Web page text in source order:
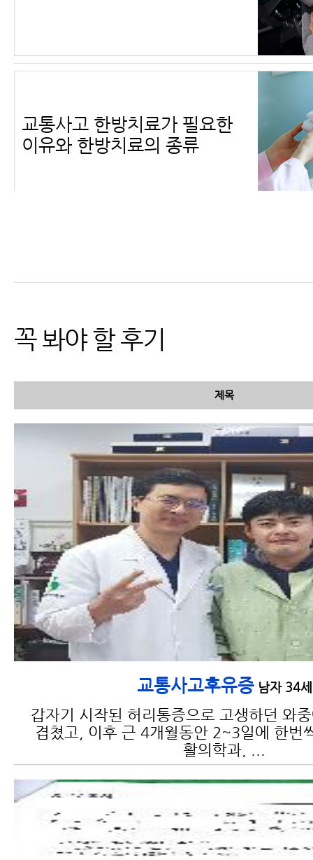
교통사고 한방치료가 필요한
이유와 한방치료의 종류
적용 가능
교통사고는 왜 다음날이 훨씬
더 아픈지 과학적인 설명이 가
능합니다.
교통사고 검사 종류 및 검사 가
능 부위와 진단
꼭 봐야 할 후기
제목
교통사고후유증남자 34세
갑자기 시작된 허리통증으로 고생하던 와
겹쳤고, 이후 근 4개월동안 2~3일에 한번
활의학과, ...